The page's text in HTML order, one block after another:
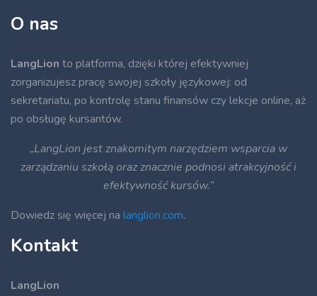
wspiera
relacje?"]
O nas
LangLion to platforma, dzięki której efektywniej
zorganizujesz pracę swojej szkoły językowej: od
sekretariatu, po kontrolę stanu finansów czy lekcje online, aż
po obsługę kursantów.
„LangLion jest znakomitym narzędziem wsparcia w
zarządzaniu szkołą oraz znacznie podnosi atrakcyjność i
efektywność kursów.”
Dowiedz się więcej na langlion.com.
Kontakt
LangLion